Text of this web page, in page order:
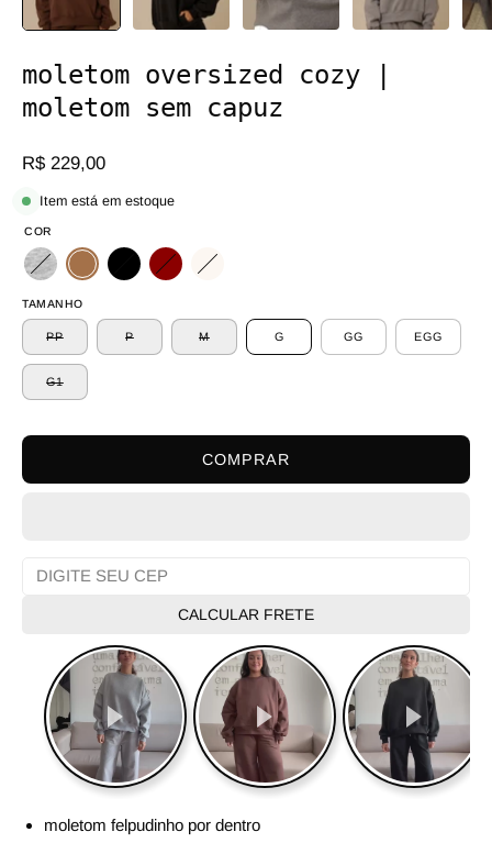
moletom oversized cozy |
moletom sem capuz
R$ 229,00
Item está em estoque
TAMANHO
PP P M G GG EGG
G1
COR
COMPRAR
CALCULAR FRETE
moletom felpudinho por dentro